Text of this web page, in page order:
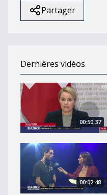
Partager
Dernières vidéos
Coronavirus : Conf de
00:50:37
Zoom sur la
00:02:48